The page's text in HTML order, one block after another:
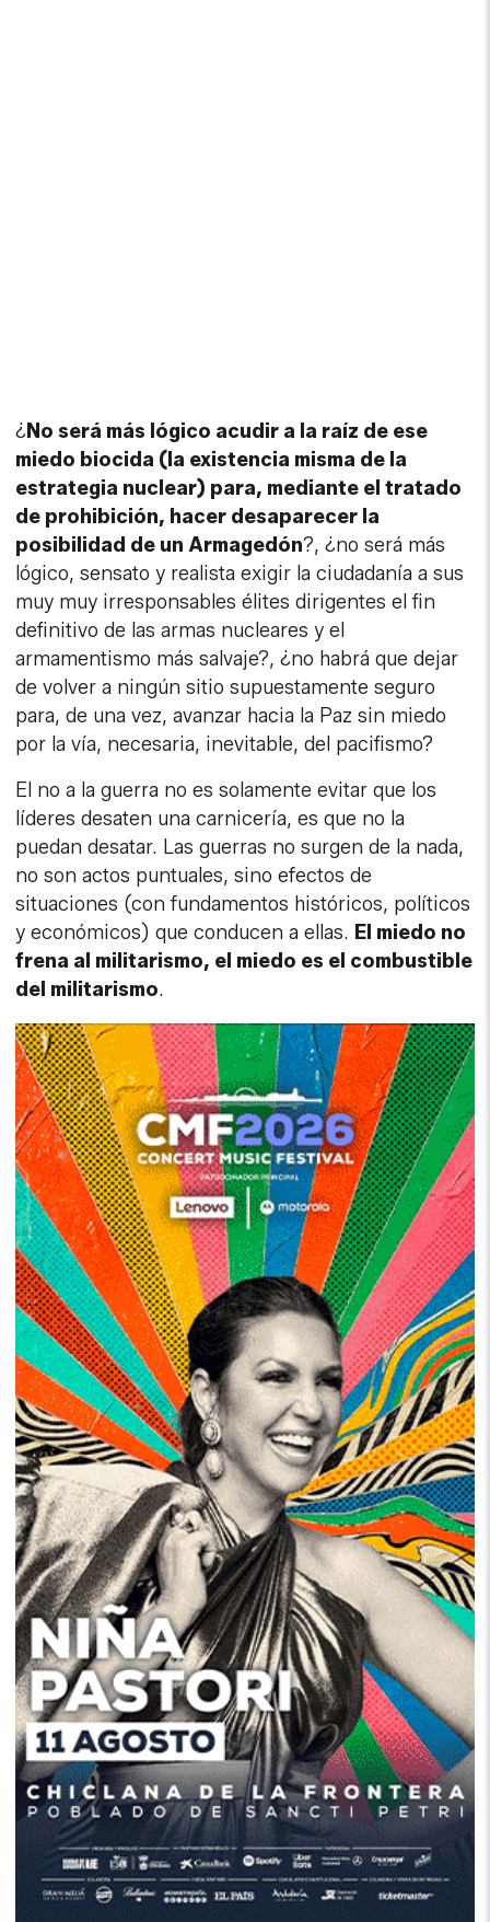
¿No será más lógico acudir a la raíz de ese
miedo biocida (la existencia misma de la
estrategia nuclear) para, mediante el tratado
de prohibición, hacer desaparecer la
posibilidad de un Armagedón?, ¿no será más
lógico, sensato y realista exigir la ciudadanía a sus
muy muy irresponsables élites dirigentes el fin
definitivo de las armas nucleares y el
armamentismo más salvaje?, ¿no habrá que dejar
de volver a ningún sitio supuestamente seguro
para, de una vez, avanzar hacia la Paz sin miedo
por la vía, necesaria, inevitable, del pacifismo?
El no a la guerra no es solamente evitar que los
líderes desaten una carnicería, es que no la
puedan desatar. Las guerras no surgen de la nada,
no son actos puntuales, sino efectos de
situaciones (con fundamentos históricos, políticos
y económicos) que conducen a ellas. El miedo no
frena al militarismo, el miedo es el combustible
del militarismo.